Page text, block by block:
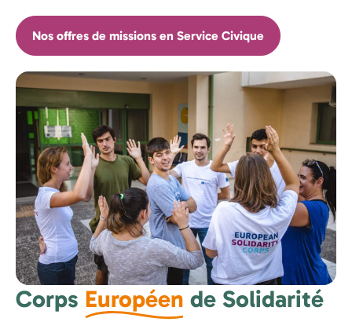
Nos offres de missions en Service Civique
Corps Européen de Solidarité